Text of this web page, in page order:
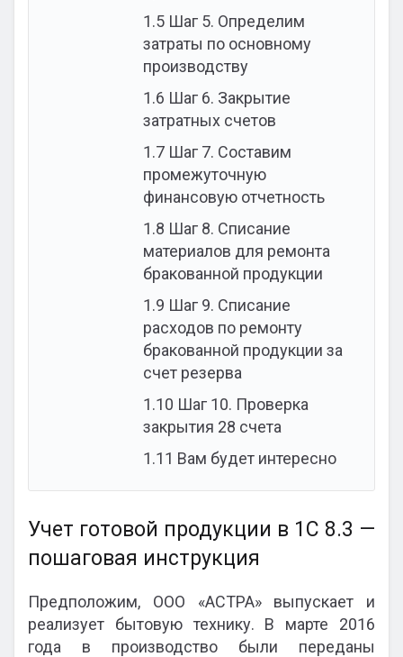
1.5 Шаг 5. Определим
затраты по основному
производству
1.6 Шаг 6. Закрытие
затратных счетов
1.7 Шаг 7. Составим
промежуточную
финансовую отчетность
1.8 Шаг 8. Списание
материалов для ремонта
бракованной продукции
1.9 Шаг 9. Списание
расходов по ремонту
бракованной продукции за
счет резерва
1.10 Шаг 10. Проверка
закрытия 28 счета
1.11 Вам будет интересно
Учет готовой продукции в 1С 8.3 —
пошаговая инструкция
Предположим, ООО «АСТРА» выпускает и
реализует бытовую технику. В марте 2016
года в производство были переданы